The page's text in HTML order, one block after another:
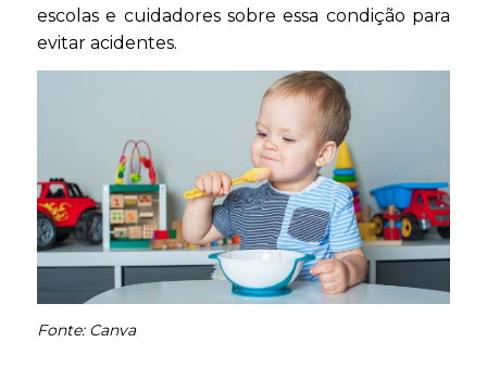
escolas e cuidadores sobre essa condição para
evitar acidentes.
Fonte: Canva